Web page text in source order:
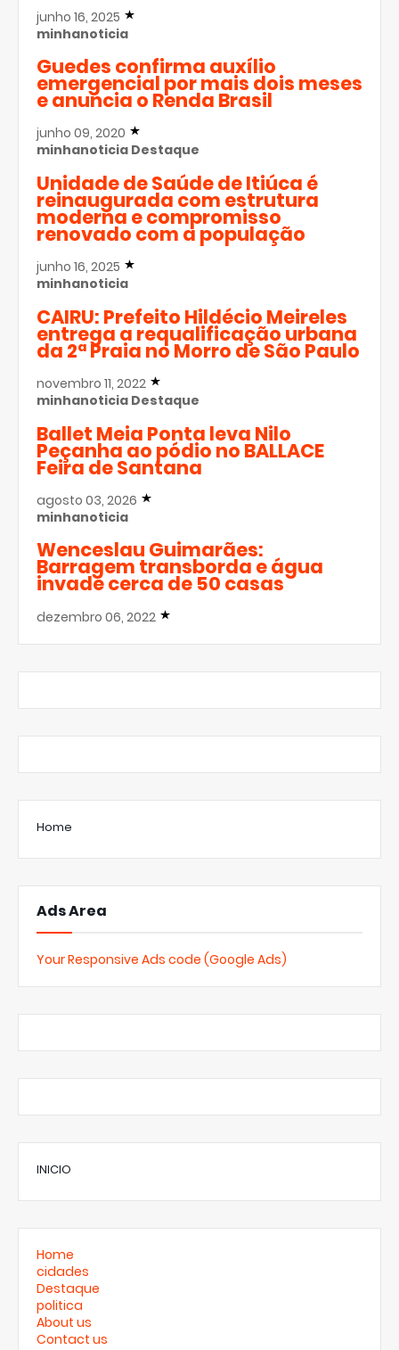
junho 16, 2025
minhanoticia
Guedes confirma auxílio
emergencial por mais dois meses
e anuncia o Renda Brasil
junho 09, 2020
minhanoticia Destaque
Unidade de Saúde de Itiúca é
reinaugurada com estrutura
moderna e compromisso
renovado com a população
junho 16, 2025
minhanoticia
CAIRU: Prefeito Hildécio Meireles
entrega a requalificação urbana
da 2ª Praia no Morro de São Paulo
novembro 11, 2022
minhanoticia Destaque
Ballet Meia Ponta leva Nilo
Peçanha ao pódio no BALLACE
Feira de Santana
agosto 03, 2026
minhanoticia
Wenceslau Guimarães:
Barragem transborda e água
invade cerca de 50 casas
dezembro 06, 2022
Home
Ads Area
Your Responsive Ads code (Google Ads)
INICIO
Home
cidades
Destaque
politica
About us
Contact us